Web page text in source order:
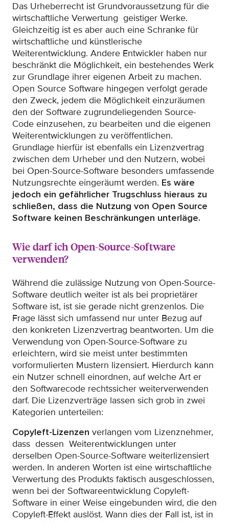
Das Urheberrecht ist Grundvoraussetzung für die
wirtschaftliche Verwertung geistiger Werke.
Gleichzeitig ist es aber auch eine Schranke für
wirtschaftliche und künstlerische
Weiterentwicklung. Andere Entwickler haben nur
beschränkt die Möglichkeit, ein bestehendes Werk
zur Grundlage ihrer eigenen Arbeit zu machen.
Open Source Software hingegen verfolgt gerade
den Zweck, jedem die Möglichkeit einzuräumen
den der Software zugrundeliegenden Source-
Code einzusehen, zu bearbeiten und die eigenen
Weiterentwicklungen zu veröffentlichen.
Grundlage hierfür ist ebenfalls ein Lizenzvertrag
zwischen dem Urheber und den Nutzern, wobei
bei Open-Source-Software besonders umfassende
Nutzungsrechte eingeräumt werden. Es wäre
jedoch ein gefährlicher Trugschluss hieraus zu
schließen, dass die Nutzung von Open Source
Software keinen Beschränkungen unterläge.
Wie darf ich Open-Source-Software
verwenden?
Während die zulässige Nutzung von Open-Source-
Software deutlich weiter ist als bei proprietärer
Software ist, ist sie gerade nicht grenzenlos. Die
Frage lässt sich umfassend nur unter Bezug auf
den konkreten Lizenzvertrag beantworten. Um die
Verwendung von Open-Source-Software zu
erleichtern, wird sie meist unter bestimmten
vorformulierten Mustern lizensiert. Hierdurch kann
ein Nutzer schnell einordnen, auf welche Art er
den Softwarecode rechtssicher weiterverwenden
darf. Die Lizenzverträge lassen sich grob in zwei
Kategorien unterteilen:
Copyleft-Lizenzen verlangen vom Lizenznehmer,
dass dessen Weiterentwicklungen unter
derselben Open-Source-Software weiterlizensiert
werden. In anderen Worten ist eine wirtschaftliche
Verwertung des Produkts faktisch ausgeschlossen,
wenn bei der Softwareentwicklung Copyleft-
Software in einer Weise eingebunden wird, die den
Copyleft-Effekt auslöst. Wann dies der Fall ist, ist in